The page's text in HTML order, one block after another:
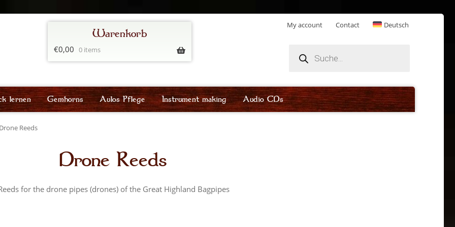
My account Contact Deutsch
search
lernen Gemhorns Aulos Pflege Instrument making Audio CDs
€0,00 0 items
Drone Reeds
Drone Reeds
for the drone pipes (drones) of the Great Highland Bagpipes